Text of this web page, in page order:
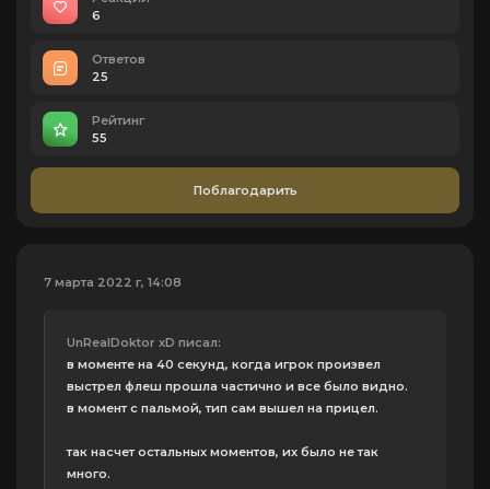
6
Ответов
25
Рейтинг
55
Поблагодарить
7 марта 2022 г, 14:08
UnRealDoktor xD писал:
в моменте на 40 секунд, когда игрок произвел
выстрел флеш прошла частично и все было видно.
в момент с пальмой, тип сам вышел на прицел.
так насчет остальных моментов, их было не так
много.